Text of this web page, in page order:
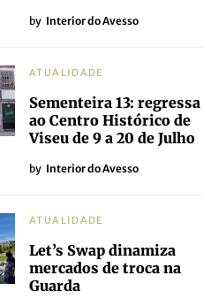
by Interior do Avesso
ATUALIDADE
Sementeira 13: regressa
ao Centro Histórico de
Viseu de 9 a 20 de Julho
by Interior do Avesso
ATUALIDADE
Let’s Swap dinamiza
mercados de troca na
Guarda